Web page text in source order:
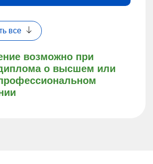
возможно при
о высшем или
все